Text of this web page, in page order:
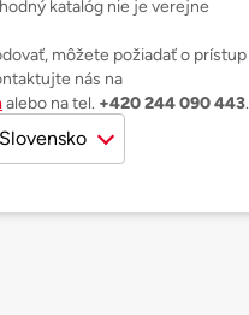
katalóg nie je verejne
môžete požiadať o prístup
nás na
alebo na tel. +420 244 090 443.
Slovensko